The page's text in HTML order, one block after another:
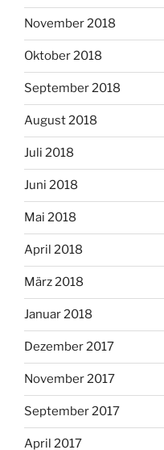
November 2018
Oktober 2018
September 2018
August 2018
Juli 2018
Juni 2018
Mai 2018
April 2018
März 2018
Januar 2018
Dezember 2017
November 2017
September 2017
April 2017